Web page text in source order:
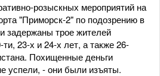
розыскных мероприятий на
"Приморск-2" по подозрению в
задержаны трое жителей
23-х и 24-х лет, а также 26-
Похищенные деньги
успели, - они были изъяты.